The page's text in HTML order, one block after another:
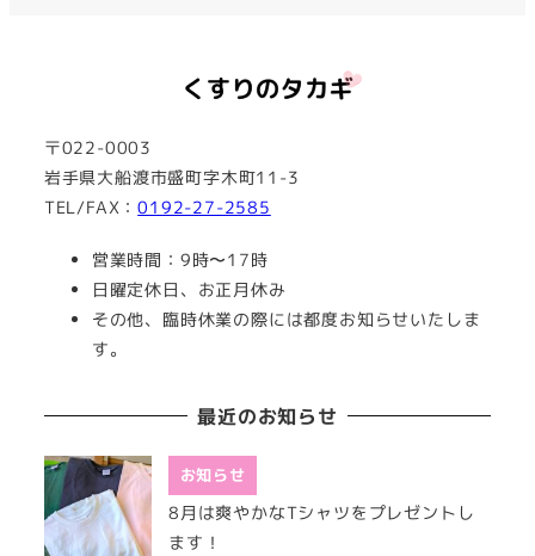
〒022-0003
岩手県大船渡市盛町字木町11-3
TEL/FAX：0192-27-2585
営業時間：9時〜17時
日曜定休日、お正月休み
その他、臨時休業の際には都度お知らせいたしま
す。
最近のお知らせ
お知らせ
8月は爽やかなTシャツをプレゼントし
ます！